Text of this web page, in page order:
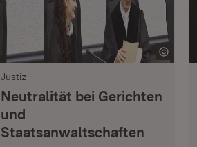
Justiz
Neutralität bei Gerichten
und
Staatsanwaltschaften